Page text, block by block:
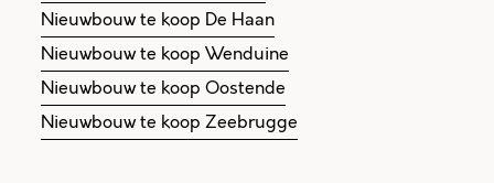
Nieuwbouw te koop De Haan
Nieuwbouw te koop Wenduine
Nieuwbouw te koop Oostende
Nieuwbouw te koop Zeebrugge